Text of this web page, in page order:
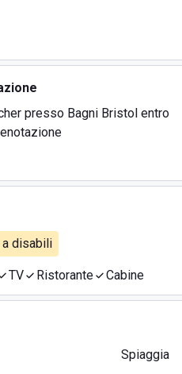
presso Bagni Bristol entro
disabili
TV Ristorante Cabine
Spiaggia